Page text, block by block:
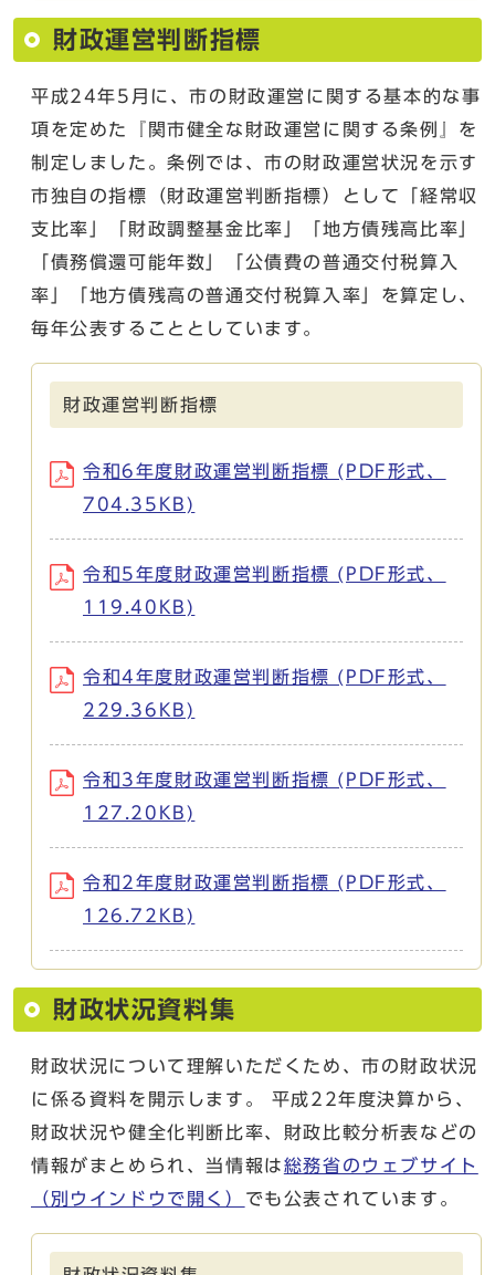
財政運営判断指標
平成24年5月に、市の財政運営に関する基本的な事
項を定めた『関市健全な財政運営に関する条例』を
制定しました。条例では、市の財政運営状況を示す
市独自の指標（財政運営判断指標）として「経常収
支比率」「財政調整基金比率」「地方債残高比率」
「債務償還可能年数」「公債費の普通交付税算入
率」「地方債残高の普通交付税算入率」を算定し、
毎年公表することとしています。
財政運営判断指標
令和6年度財政運営判断指標 (PDF形式、
704.35KB)
令和5年度財政運営判断指標 (PDF形式、
119.40KB)
令和4年度財政運営判断指標 (PDF形式、
229.36KB)
令和3年度財政運営判断指標 (PDF形式、
127.20KB)
令和2年度財政運営判断指標 (PDF形式、
126.72KB)
財政状況資料集
財政状況について理解いただくため、市の財政状況
に係る資料を開示します。 平成22年度決算から、
財政状況や健全化判断比率、財政比較分析表などの
情報がまとめられ、当情報は総務省のウェブサイト
（別ウインドウで開く） でも公表されています。